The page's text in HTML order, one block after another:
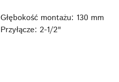
Głębokość montażu: 130 mm
Przyłącze: 2-1/2"